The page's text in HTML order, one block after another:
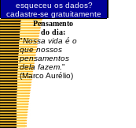
esqueceu os dados?
cadastre-se gratuitamente
Pensamento
do dia:
"Nossa vida é o
que nossos
pensamentos
dela fazem. "
(Marco Aurélio)